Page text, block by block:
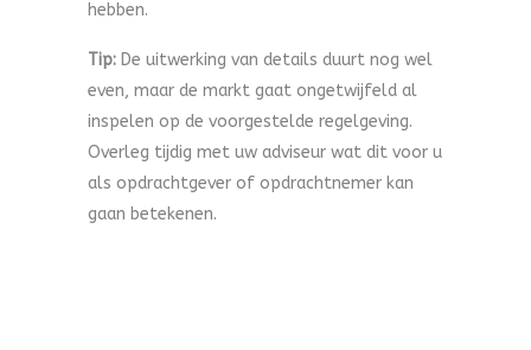
hebben.
Tip: De uitwerking van details duurt nog wel
even, maar de markt gaat ongetwijfeld al
inspelen op de voorgestelde regelgeving.
Overleg tijdig met uw adviseur wat dit voor u
als opdrachtgever of opdrachtnemer kan
gaan betekenen.